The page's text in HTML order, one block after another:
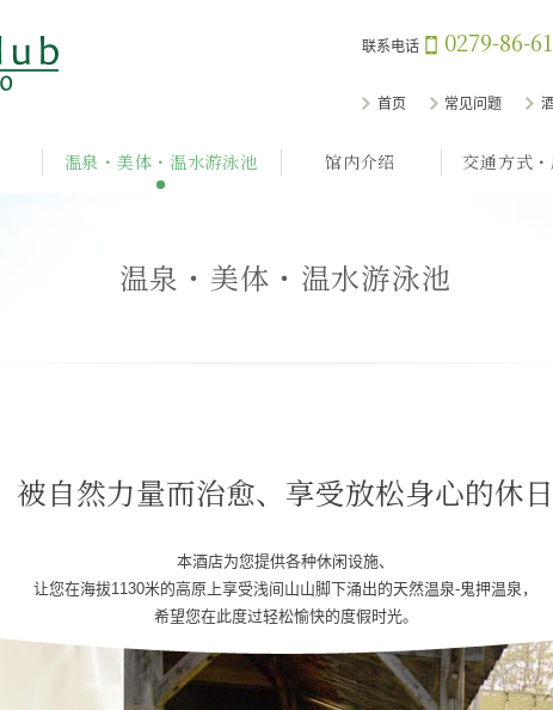
联系电话 0279-86-
首页 常见问题
温泉・美体・温水游泳池 馆内介绍 交通方式
温泉・美体・温水游泳池
被自然力量而治愈、享受放松身心的休日
本酒店为您提供各种休闲设施、
让您在海拔1130米的高原上享受浅间山山脚下涌出的天然温泉-鬼押温泉，
希望您在此度过轻松愉快的度假时光。